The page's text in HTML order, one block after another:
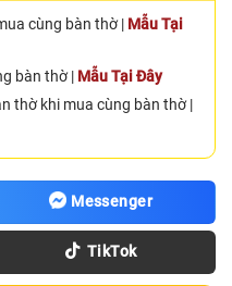
cùng bàn thờ | Mẫu Tại
bàn thờ | Mẫu Tại Đây
thờ khi mua cùng bàn thờ |
Messenger
TikTok